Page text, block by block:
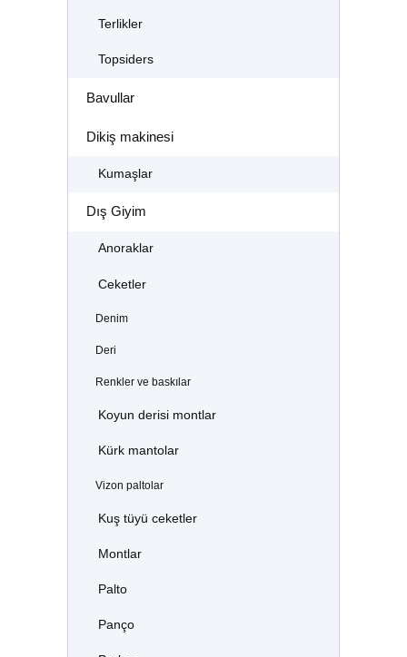
Terlikler
Topsiders
Bavullar
Dikiş makinesi
Kumaşlar
Dış Giyim
Anoraklar
Ceketler
Denim
Deri
Renkler ve baskılar
Koyun derisi montlar
Kürk mantolar
Vizon paltolar
Kuş tüyü ceketler
Montlar
Palto
Panço